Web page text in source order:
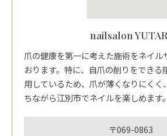
nailsalon
爪の健康を第一に考えた施術をネイル
おります。特に、自爪の削りをできる
用しているため、爪が薄くなりにくく
ちながら江別市でネイルを楽しめます。
〒069-0863